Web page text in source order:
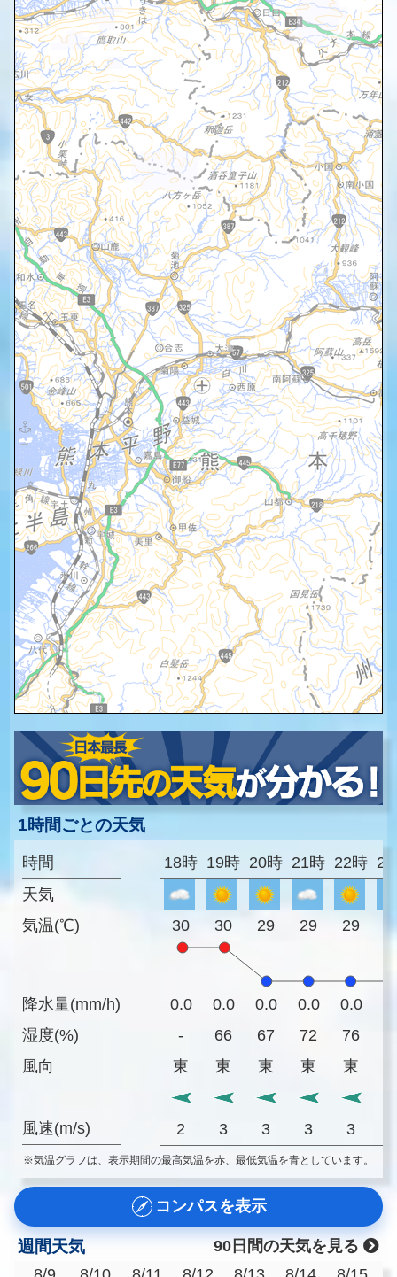
1時間ごとの天気
時間
天気
気温(℃)
降水量(mm/h)
湿度(%)
風向
風速(m/s)
18時 19時 20時 21時 22時
30 30 29 29 29
0.0 0.0 0.0 0.0 0.0
-
66 67 72 76
東
東 東 東 東
2 3 3 3 3
※気温グラフは、表示期間の最高気温を赤、最低気温を青としています。
コンパスを表示
週間天気
90日間の天気を見る